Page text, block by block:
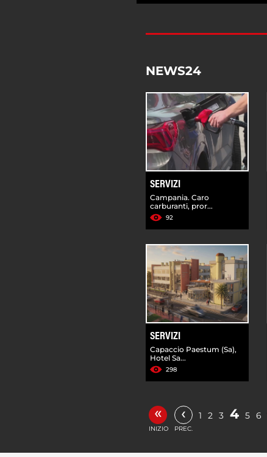
NEWS24
SERVIZI
Campania. Caro
carburanti, pror...
92
SERVIZI
Capaccio Paestum (Sa),
Hotel Sa...
298
«
INIZIO
‹
PREC.
1 2 3 4 5 6